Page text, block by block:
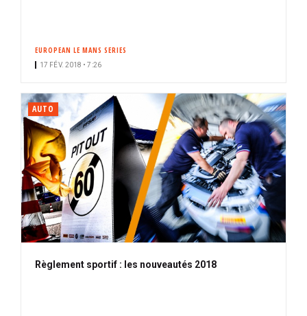
EUROPEAN LE MANS SERIES
17 FÉV. 2018 • 7:26
AUTO
Règlement sportif : les nouveautés 2018